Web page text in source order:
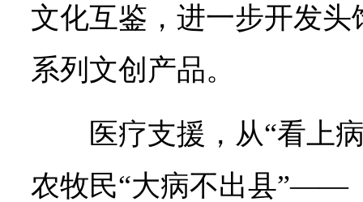
文化互鉴，进一步开发
系列文创产品。
医疗支援，从“看上
农牧民“大病不出县”——